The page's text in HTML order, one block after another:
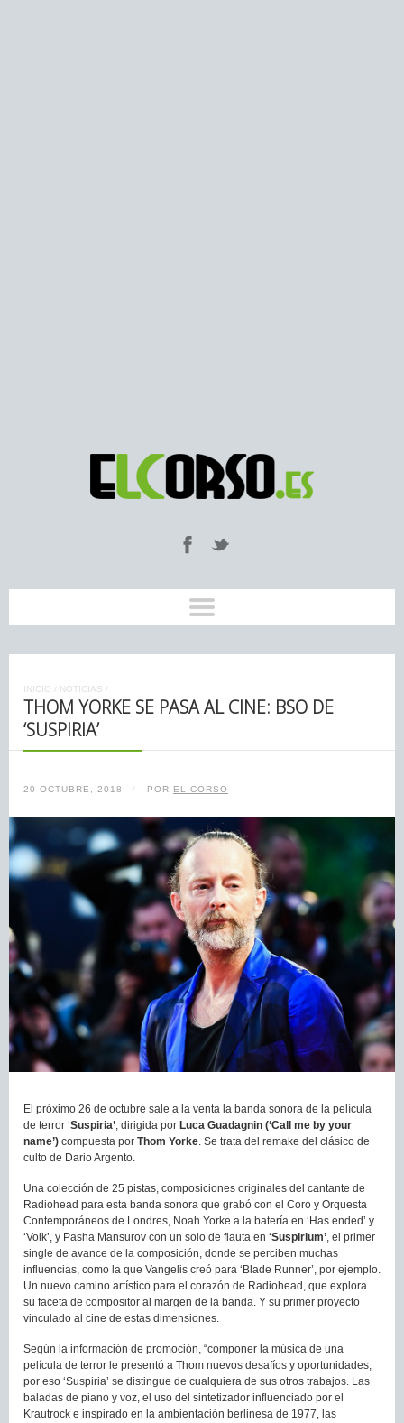
INICIO / NOTICIAS /
THOM YORKE SE PASA AL CINE: BSO DE
‘SUSPIRIA’
20 OCTUBRE, 2018 / POR EL CORSO
El próximo 26 de octubre sale a la venta la banda sonora de la película
de terror ‘Suspiria’, dirigida por Luca Guadagnin (‘Call me by your
name’) compuesta por Thom Yorke. Se trata del remake del clásico de
culto de Dario Argento.
Una colección de 25 pistas, composiciones originales del cantante de
Radiohead para esta banda sonora que grabó con el Coro y Orquesta
Contemporáneos de Londres, Noah Yorke a la batería en ‘Has ended’ y
‘Volk’, y Pasha Mansurov con un solo de flauta en ‘Suspirium’, el primer
single de avance de la composición, donde se perciben muchas
influencias, como la que Vangelis creó para ‘Blade Runner’, por ejemplo.
Un nuevo camino artístico para el corazón de Radiohead, que explora
su faceta de compositor al margen de la banda. Y su primer proyecto
vinculado al cine de estas dimensiones.
Según la información de promoción, “componer la música de una
película de terror le presentó a Thom nuevos desafíos y oportunidades,
por eso ‘Suspiria’ se distingue de cualquiera de sus otros trabajos. Las
baladas de piano y voz, el uso del sintetizador influenciado por el
Krautrock e inspirado en la ambientación berlinesa de 1977, las